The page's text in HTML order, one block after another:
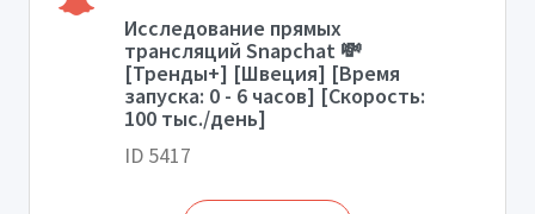
Исследование прямых
трансляций Snapchat 💸
[Тренды+] [Швеция] [Время
запуска: 0 - 6 часов] [Скорость:
100 тыс./день]
ID 5417